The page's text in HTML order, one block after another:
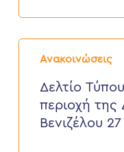
έως
2026Ανακοινώσεις
Δελτίο
Τύπου:
νερού
περιοχή
Δελτίο
περιοχή της
Βενιζέλου